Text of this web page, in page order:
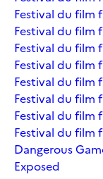
Festival du film
Festival du film
Festival du film
Festival du film
Festival du film
Festival du film
Festival du film
Festival du film
Dangerous
Exposed